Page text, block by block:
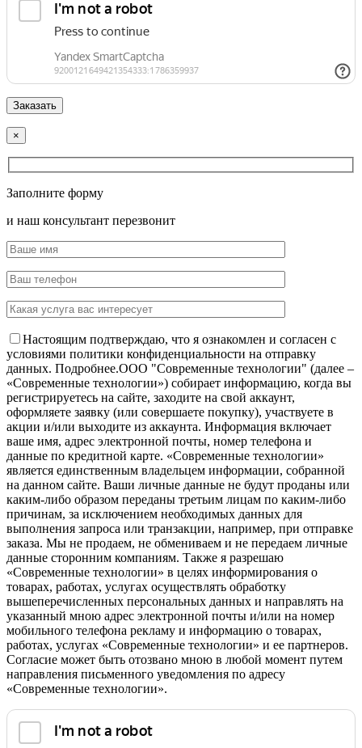
×
Заполните форму
и наш консультант перезвонит
Настоящим подтверждаю, что я ознакомлен и согласен с
условиями политики конфиденциальности на отправку
данных. Подробнее.OOO "Современные технологии" (далее –
«Современные технологии») собирает информацию, когда вы
регистрируетесь на сайте, заходите на свой аккаунт,
оформляете заявку (или совершаете покупку), участвуете в
акции и/или выходите из аккаунта. Информация включает
ваше имя, адрес электронной почты, номер телефона и
данные по кредитной карте. «Современные технологии»
является единственным владельцем информации, собранной
на данном сайте. Ваши личные данные не будут проданы или
каким-либо образом переданы третьим лицам по каким-либо
причинам, за исключением необходимых данных для
выполнения запроса или транзакции, например, при отправке
заказа. Мы не продаем, не обмениваем и не передаем личные
данные сторонним компаниям. Также я разрешаю
«Современные технологии» в целях информирования о
товарах, работах, услугах осуществлять обработку
вышеперечисленных персональных данных и направлять на
указанный мною адрес электронной почты и/или на номер
мобильного телефона рекламу и информацию о товарах,
работах, услугах «Современные технологии» и ее партнеров.
Согласие может быть отозвано мною в любой момент путем
направления письменного уведомления по адресу
«Современные технологии».